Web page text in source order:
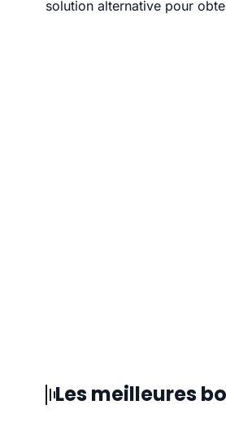
solution alternative pour
Les meilleures